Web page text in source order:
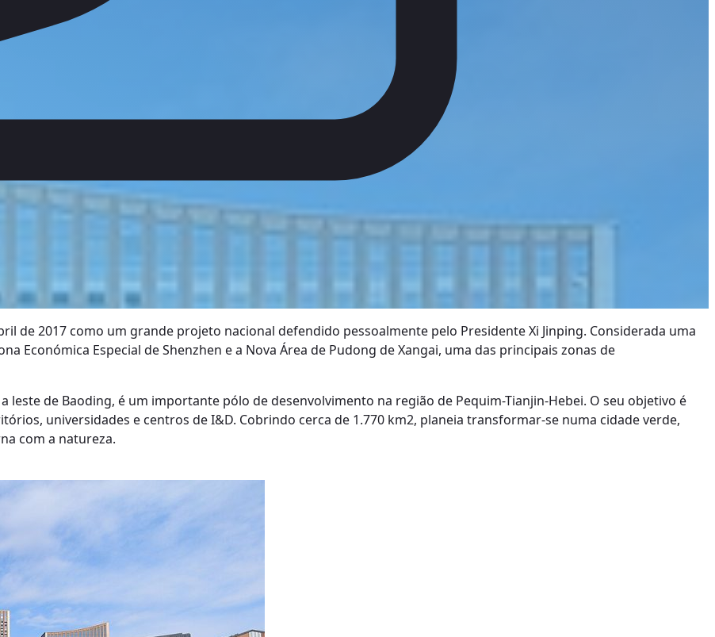
de 2017 como um grande projeto nacional defendido pessoalmente pelo Presidente Xi Jinping. Considerada uma
Económica Especial de Shenzhen e a Nova Área de Pudong de Xangai, uma das principais zonas de
leste de Baoding, é um importante pólo de desenvolvimento na região de Pequim-Tianjin-Hebei. O seu objetivo é
universidades e centros de I&D. Cobrindo cerca de 1.770 km2, planeia transformar-se numa cidade verde,
com a natureza.